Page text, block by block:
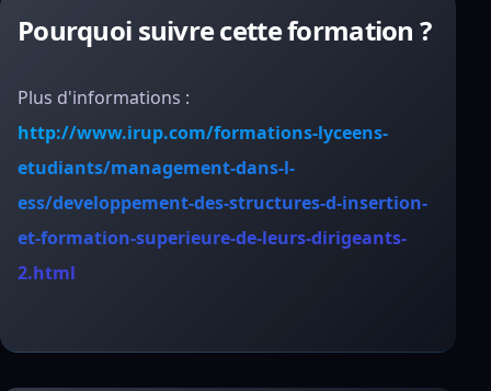
Pourquoi suivre cette formation ?
Plus d'informations :
http://www.irup.com/formations-lyceens-
etudiants/management-dans-l-
ess/developpement-des-structures-d-insertion-
et-formation-superieure-de-leurs-dirigeants-
2.html